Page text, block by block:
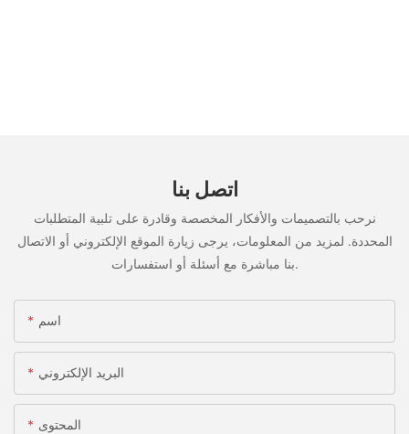
اتصل بنا
نرحب بالتصميمات والأفكار المخصصة وقادرة على تلبية المتطلبات
المحددة. لمزيد من المعلومات، يرجى زيارة الموقع الإلكتروني أو الاتصال
بنا مباشرة مع أسئلة أو استفسارات.
اسم
البريد الإلكتروني
المحتوى